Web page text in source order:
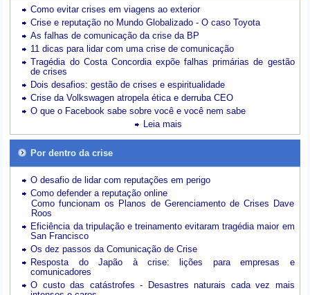
Como evitar crises em viagens ao exterior
Crise e reputação no Mundo Globalizado - O caso Toyota
As falhas de comunicação da crise da BP
11 dicas para lidar com uma crise de comunicação
Tragédia do Costa Concordia expõe falhas primárias de gestão
de crises
Dois desafios: gestão de crises e espiritualidade
Crise da Volkswagen atropela ética e derruba CEO
O que o Facebook sabe sobre você e você nem sabe
Leia mais
Por dentro da crise
O desafio de lidar com reputações em perigo
Como defender a reputação online
Como funcionam os Planos de Gerenciamento de Crises Dave
Roos
Eficiência da tripulação e treinamento evitaram tragédia maior em
San Francisco
Os dez passos da Comunicação de Crise
Resposta do Japão à crise: lições para empresas e
comunicadores
O custo das catástrofes -
Desastres naturais cada vez mais